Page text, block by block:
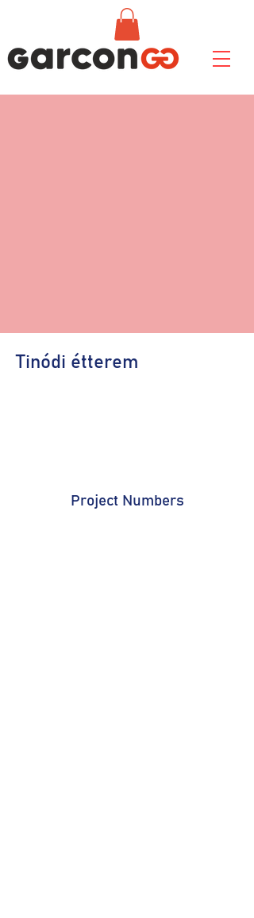
Tinódi étterem
Project Numbers